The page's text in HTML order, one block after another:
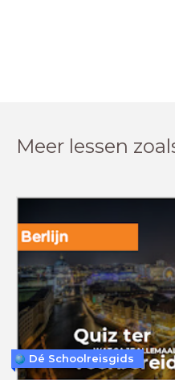
Meer lessen
Dé Schoolreisgids